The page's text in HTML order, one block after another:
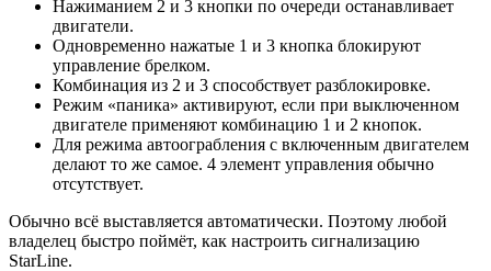
Нажиманием 2 и 3 кнопки по очереди останавливает
двигатели.
Одновременно нажатые 1 и 3 кнопка блокируют
управление брелком.
Комбинация из 2 и 3 способствует разблокировке.
Режим «паника» активируют, если при выключенном
двигателе применяют комбинацию 1 и 2 кнопок.
Для режима автоограбления с включенным двигателем
делают то же самое. 4 элемент управления обычно
отсутствует.
Обычно всё выставляется автоматически. Поэтому любой
владелец быстро поймёт, как настроить сигнализацию
StarLine.